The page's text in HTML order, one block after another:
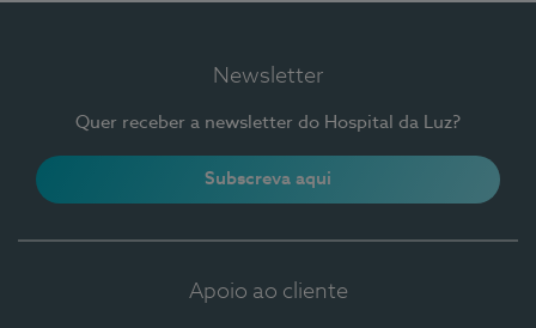
Newsletter
Quer receber a newsletter do Hospital da Luz?
Subscreva aqui
Apoio ao cliente